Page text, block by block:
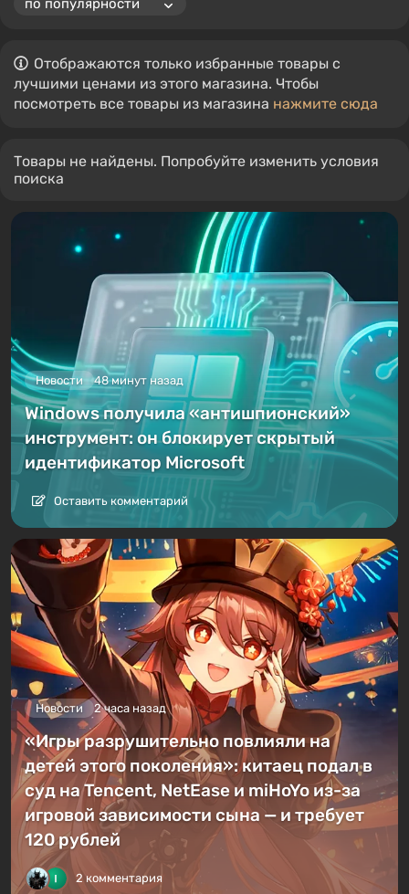
Отображаются только избранные товары с
лучшими ценами из этого магазина. Чтобы
посмотреть все товары из магазина нажмите сюда
Товары не найдены. Попробуйте изменить условия
поиска
Новости 48 минут назад
Windows получила «антишпионский»
инструмент: он блокирует скрытый
идентификатор Microsoft
Оставить комментарий
Новости 2 часа назад
«Игры разрушительно повлияли на
детей этого поколения»: китаец подал в
суд на Tencent, NetEase и miHoYo из-за
игровой зависимости сына — и требует
120 рублей
2 комментария